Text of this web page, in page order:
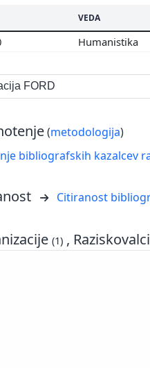
VEDA
Humanistika
FORD
(metodologija)
bibliografskih kazalcev
Citiranost
(1) ,